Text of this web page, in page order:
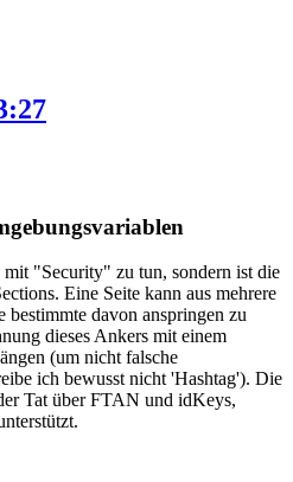
"Security" zu tun, sondern ist die
Eine Seite kann aus mehrere
bestimmte davon anspringen zu
dieses Ankers mit einem
(um nicht falsche
ich bewusst nicht 'Hashtag'). Die
Tat über FTAN und idKeys,